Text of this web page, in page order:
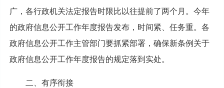
广，各行政机关法定报告时限比以往提前了两个月。今年
的政府信息公开工作年度报告发布，时间紧、任务重。各
政府信息公开工作主管部门要抓紧部署，确保新条例关于
政府信息公开工作年度报告的规定落到实处。
二、有序衔接